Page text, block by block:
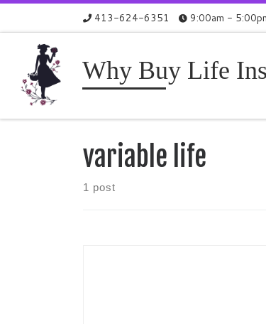
Skip to content 413-624-6351 9:00am -
Why Buy Life
variable life
1 post